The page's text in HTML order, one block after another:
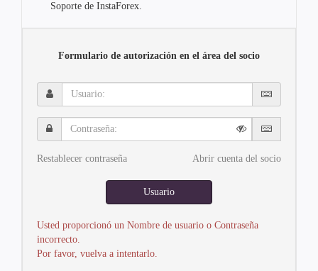
Soporte de InstaForex.
Formulario de autorización en el área del socio
Usuario:
Contraseña:
Restablecer contraseña Abrir cuenta del socio
Usuario
Usted proporcionó un Nombre de usuario o Contraseña
incorrecto.
Por favor, vuelva a intentarlo.